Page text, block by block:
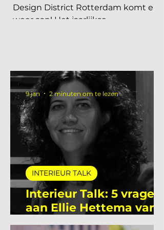
De 7 highlights van
Design District
toonaangevende vakevenement
voor interieurdesign in Nederland.
27, 28 en 29 mei is de iconische
Van Nelle Fabriek in Rotterdam dé
plek waar professionals uit de
interieurbranche samenkomen
om de laatste ontwikkelingen in
de sector te ontdekken, contacten
te leggen en geïnspireerd te
raken. Gedurende 3 dagen is de
beursvloer gevuld met
presentaties van ruim 180 van de
INTERIEUR TALK
9 jan 2 minuten om te lezen